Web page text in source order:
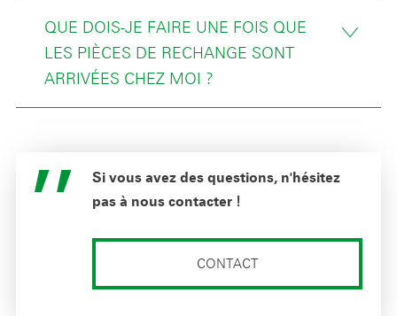
QUE DOIS-JE FAIRE UNE FOIS QUE
LES PIÈCES DE RECHANGE SONT
ARRIVÉES CHEZ MOI ?
Si vous avez des questions, n'hésitez
pas à nous contacter !
CONTACT